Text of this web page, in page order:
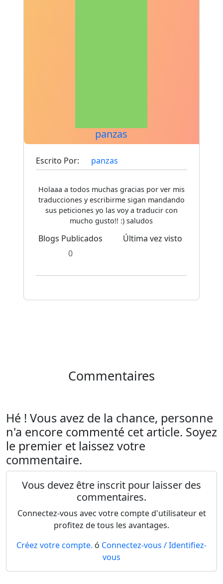
panzas
Escrito Por: panzas
Holaaa a todos muchas gracias por ver mis
traducciones y escribirme sigan mandando
sus peticiones yo las voy a traducir con
mucho gusto!! :) saludos
Blogs Publicados
0
Última vez visto
Commentaires
Hé ! Vous avez de la chance, personne
n'a encore commenté cet article. Soyez
le premier et laissez votre
commentaire.
Vous devez être inscrit pour laisser des
commentaires.
Connectez-vous avec votre compte d'utilisateur et
profitez de tous les avantages.
Créez votre compte. ó Connectez-vous / Identifiez-
vous